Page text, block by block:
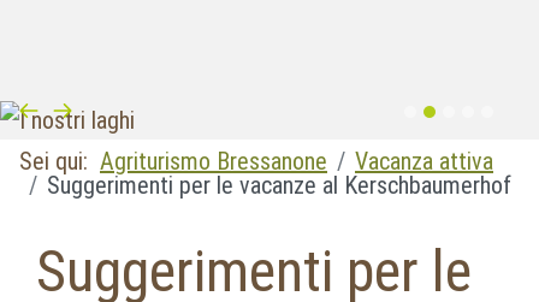
Sei qui: Agriturismo Bressanone
Vacanza attiva
Suggerimenti per le vacanze al Kerschbaumerhof
Suggerimenti per le